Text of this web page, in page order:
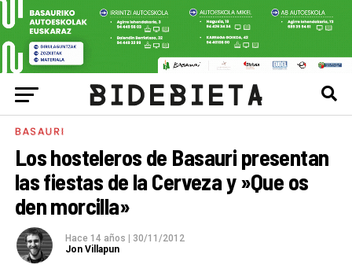
BASAURI
Los hosteleros de Basauri presentan
las fiestas de la Cerveza y »Que os
den morcilla»
Hace 14 años
30/11/2012
Jon Villapun